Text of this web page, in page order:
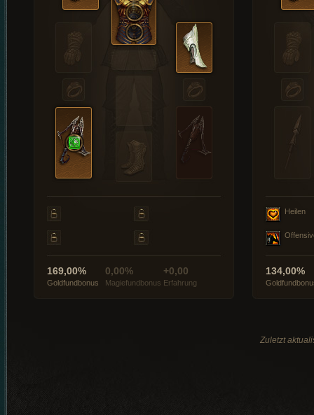
169,00%
Goldfundbonus
0,00%
Magiefundbonus
+0,00
Erfahrung
Heilen
134,00%
Zuletzt